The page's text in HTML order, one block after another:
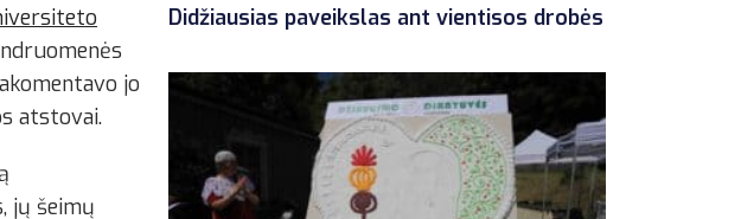
jo
atstovai.
jų šeimų
Didžiausias paveikslas ant vientisos drobės